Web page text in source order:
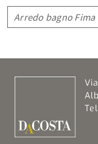
Arredo bagno